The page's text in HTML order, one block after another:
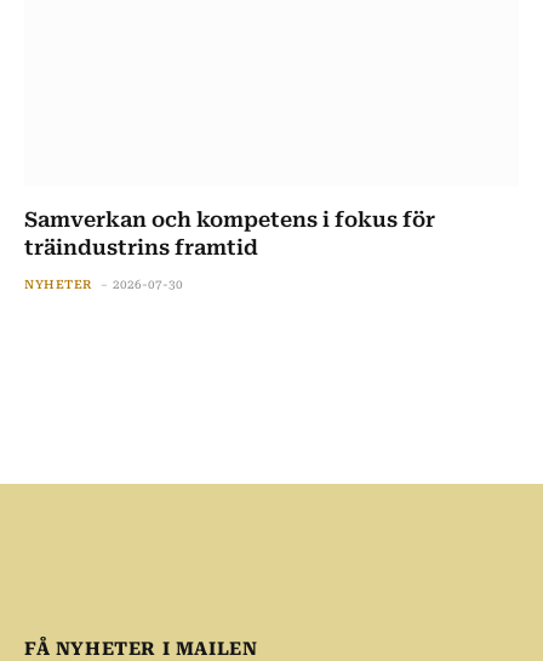
Samverkan och kompetens i fokus för
träindustrins framtid
NYHETER 2026-07-30
FÅ NYHETER I MAILEN